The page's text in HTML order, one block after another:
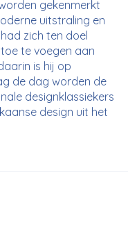
gekenmerkt
uitstraling en
zich ten doel
te voegen aan
is hij op
de dag worden de
designklassiekers
design uit het